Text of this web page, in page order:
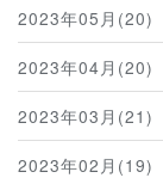
2023年05月(20)
2023年04月(20)
2023年03月(21)
2023年02月(19)